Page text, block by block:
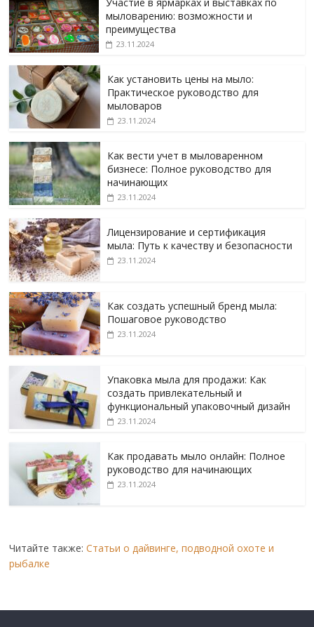
Участие в ярмарках и выставках по
мыловарению: возможности и
преимущества
23.11.2024
Как установить цены на мыло:
Практическое руководство для
мыловаров
23.11.2024
Как вести учет в мыловаренном
бизнесе: Полное руководство для
начинающих
23.11.2024
Лицензирование и сертификация
мыла: Путь к качеству и безопасности
23.11.2024
Как создать успешный бренд мыла:
Пошаговое руководство
23.11.2024
Упаковка мыла для продажи: Как
создать привлекательный и
функциональный упаковочный дизайн
23.11.2024
Как продавать мыло онлайн: Полное
руководство для начинающих
23.11.2024
Читайте также:Статьи о дайвинге, подводной охоте и
рыбалке